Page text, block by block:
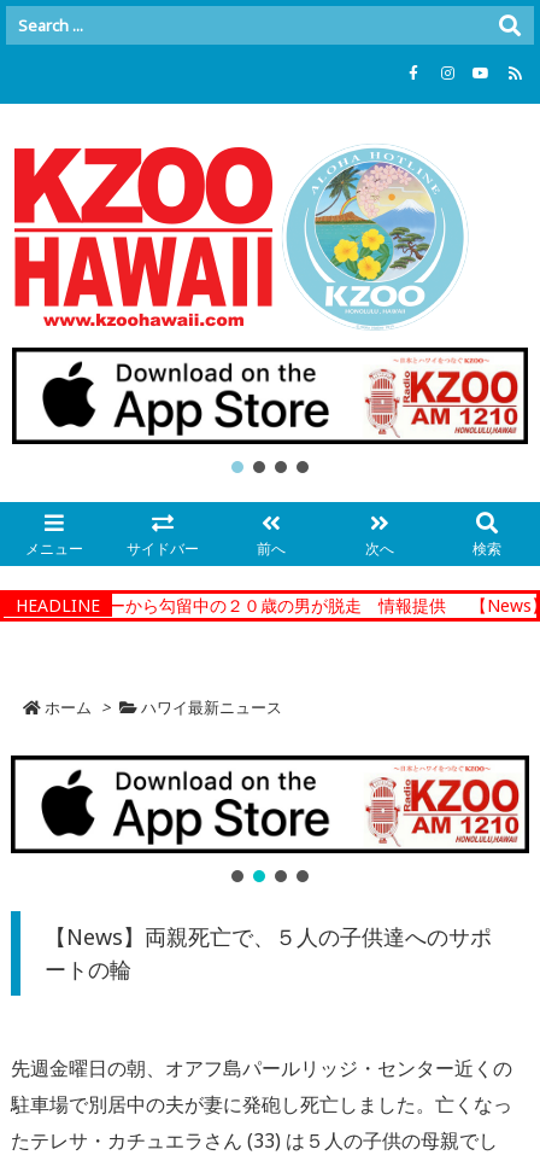
メニュー サイドバー 前へ 次へ 検索
HEADLINE
ルセンターから勾留中の２０歳の男が脱走 情報提供 【News
ホーム > ハワイ最新ニュース
【News】両親死亡で、５人の子供達へのサポ
ートの輪
先週金曜日の朝、オアフ島パールリッジ・センター近くの
駐車場で別居中の夫が妻に発砲し死亡しました。亡くなっ
たテレサ・カチュエラさん (33) は５人の子供の母親でし